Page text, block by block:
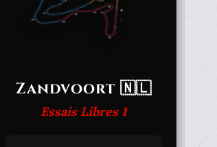
Zandvoort 🇳🇱
Essais Libres 1